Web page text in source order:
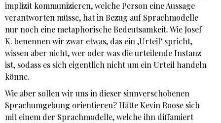
implizit kommunizieren, welche Person eine Aussage
verantworten müsse, hat in Bezug auf Sprachmodelle
nur noch eine metaphorische Bedeutsamkeit. Wie Josef
K. benennen wir zwar etwas, das ein ‚Urteil‘ spricht,
wissen aber nicht, wer oder was die urteilende Instanz
ist, sodass es sich eigentlich nicht um ein Urteil handeln
könne.
Wie aber sollen wir uns in dieser sinnverschobenen
Sprachumgebung orientieren? Hätte Kevin Roose sich
mit einem der Sprachmodelle, welche ihn diffamiert